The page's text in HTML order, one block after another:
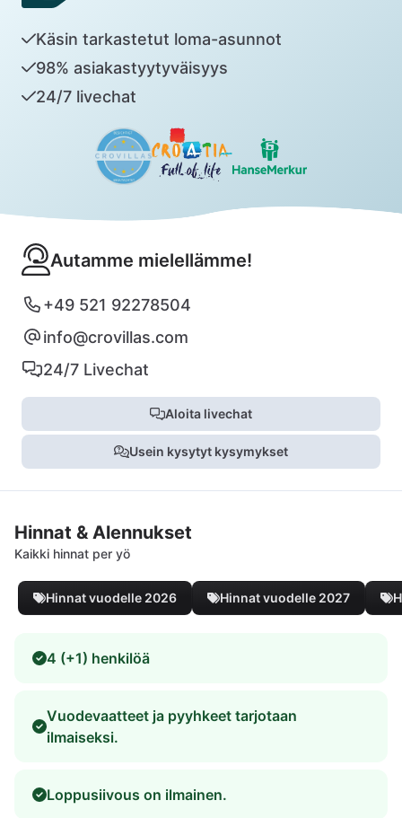
Käsin tarkastetut loma-asunnot
98% asiakastyytyväisyys
24/7 livechat
Autamme mielellämme!
+49 521 92278504
info@crovillas.com
24/7 Livechat
Aloita livechat
Usein kysytyt kysymykset
Hinnat & Alennukset
Kaikki hinnat per yö
Hinnat vuodelle 2026 Hinnat vuodelle 2027
4 (+1) henkilöä
Vuodevaatteet ja pyyhkeet tarjotaan
ilmaiseksi.
Loppusiivous on ilmainen.